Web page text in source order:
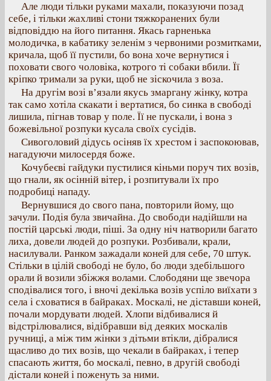
Але люди тільки руками махали, показуючи позад
себе, і тільки жахливі стони тяжкоранених були
відповіддю на його питання. Якась гарненька
молодичка, в кабатику зеленім з червоними розмитками,
кричала, щоб її пустили, бо вона хоче вернутися і
поховати свого чоловіка, котрого ті собаки вбили. Її
кріпко тримали за руки, щоб не зіскочила з воза.
На другім возі в’язали якусь змаргану жінку, котра
так само хотіла скакати і вертатися, бо синка в свободі
лишила, пігнав товар у поле. Її не пускали, і вона з
божевільної розпуки кусала своїх сусідів.
Сивоголовий дідусь осіняв їх хрестом і заспокоював,
нагадуючи милосердя боже.
Кочубеєві гайдуки пустилися кіньми поруч тих возів,
що гнали, як осінній вітер, і розпитували їх про
подробиці нападу.
Вернувшися до свого пана, повторили йому, що
зачули. Подія була звичайна. До свободи надійшли на
постій царські люди, піші. За одну ніч натворили багато
лиха, довели людей до розпуки. Розбивали, крали,
насилували. Ранком зажадали коней для себе, 70 штук.
Стільки в цілій свободі не було, бо люди здебільшого
орали й возили збіжжя волами. Слободяни ще звечора
сподівалися того, і вночі декілька возів успіло виїхати з
села і сховатися в байраках. Москалі, не діставши коней,
почали мордувати людей. Хлопи відбивалися й
відстрілювалися, відібравши від деяких москалів
ручниці, а між тим жінки з дітьми втікли, дібралися
щасливо до тих возів, що чекали в байраках, і тепер
спасають життя, бо москалі, певно, в другій свободі
дістали коней і поженуть за ними.